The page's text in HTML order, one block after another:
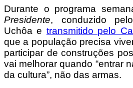
Durante o programa
Presidente, conduzido
Uchôa e transmitido pelo
que a população precisa
participar de construções
vai melhorar quando “entrar
da cultura”, não das armas.